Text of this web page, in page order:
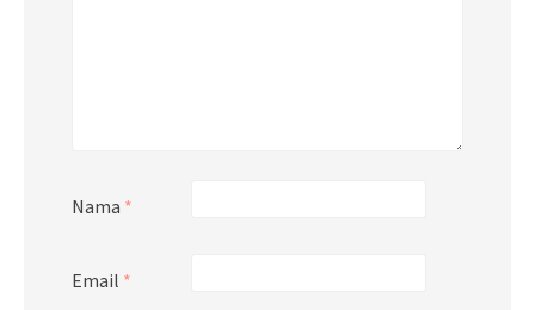
Nama *
Email *